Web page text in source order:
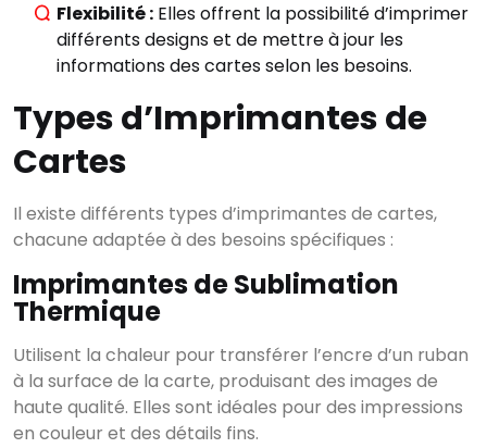
Flexibilité : Elles offrent la possibilité d’imprimer
différents designs et de mettre à jour les
informations des cartes selon les besoins.
Types d’Imprimantes de
Cartes
Il existe différents types d’imprimantes de cartes,
chacune adaptée à des besoins spécifiques :
Imprimantes de Sublimation
Thermique
Utilisent la chaleur pour transférer l’encre d’un ruban
à la surface de la carte, produisant des images de
haute qualité. Elles sont idéales pour des impressions
en couleur et des détails fins.